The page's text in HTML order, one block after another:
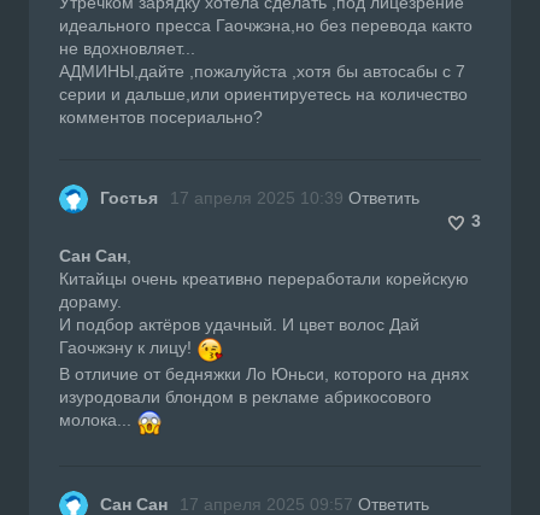
идеального пресса Гаочжэна,но без перевода както
не вдохновляет...
АДМИНЫ,дайте ,пожалуйста ,хотя бы автосабы с 7
серии и дальше,или ориентируетесь на количество
комментов посериально?
Гостья 17 апреля 2025 10:39 Ответить
3
Сан Сан
Китайцы очень креативно переработали корейскую
дораму.
И подбор актёров удачный. И цвет волос Дай
Гаочжэну к лицу!
В отличие от бедняжки Ло Юньси, которого на днях
изуродовали блондом в рекламе абрикосового
молока...
Сан Сан 17 апреля 2025 09:57 Ответить